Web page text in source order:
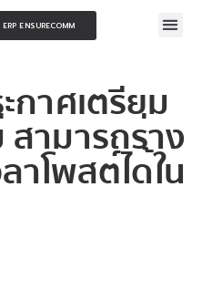
ERP ENSURECOMM
กาศเตรียม
สามารถร่าง
าโพสต์ได้ใน